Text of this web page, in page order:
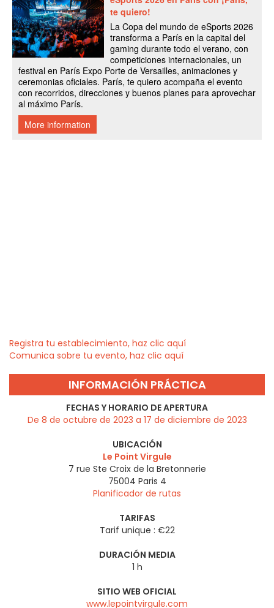
Registra tu establecimiento, haz clic aquí
Comunica sobre tu evento, haz clic aquí
INFORMACIÓN PRÁCTICA
FECHAS Y HORARIO DE APERTURA
De 8 de octubre de 2023 a 17 de diciembre de 2023
UBICACIÓN
Le Point Virgule
7 rue Ste Croix de la Bretonnerie
75004 Paris 4
Planificador de rutas
TARIFAS
Tarif unique : €22
DURACIÓN MEDIA
1 h
SITIO WEB OFICIAL
www.lepointvirgule.com